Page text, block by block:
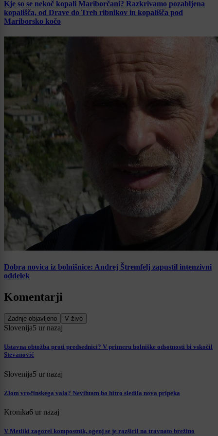
Kje so se nekoč kopali Mariborčani? Razkrivamo pozabljena
kopališča, od Drave do Treh ribnikov in kopališča pod
Mariborsko kočo
Dobra novica iz bolnišnice: Andrej Štremfelj zapustil intenzivni
oddelek
Komentarji
Zadnje objavljeno V živo
Slovenija5 ur nazaj
Ustavna obtožba proti predsednici? V primeru bolniške odsotnosti bi vskočil
Stevanović
Slovenija5 ur nazaj
Zlom vročinskega vala? Nevihtam bo hitro sledila nova pripeka
Kronika6 ur nazaj
V Metliki zagorel kompostnik, ogenj se je razširil na travnato brežino